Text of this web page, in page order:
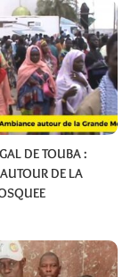
DE TOUBA :
DE LA